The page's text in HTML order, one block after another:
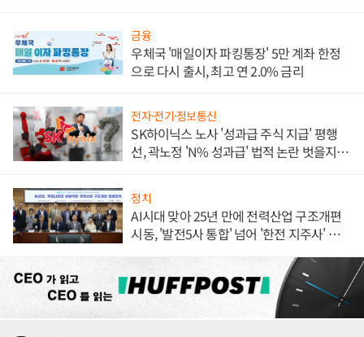
금융
우체국 '매일이자 파킹통장' 5만 계좌 한정
으로 다시 출시, 최고 연 2.0% 금리
전자·전기·정보통신
SK하이닉스 노사 '성과급 주식 지급' 평행
선, 곽노정 'N% 성과급' 법적 논란 벗을지 주
정치
AI시대 맞아 25년 만에 전력산업 구조개편
시동, '발전5사 통합' 넘어 '한전 지주사' 재편